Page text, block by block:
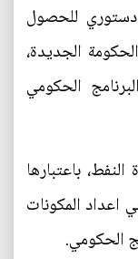
دستوري للحصول
الجديدة،
الحكومي
باعتبارها
اعداد المكونات
الحكومي.